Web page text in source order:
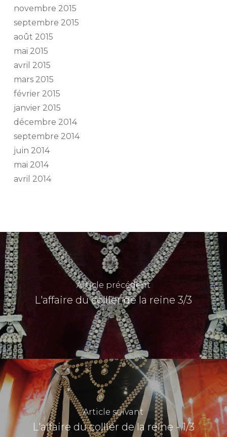
novembre 2015
septembre 2015
août 2015
mai 2015
avril 2015
mars 2015
février 2015
janvier 2015
décembre 2014
septembre 2014
juin 2014
mai 2014
avril 2014
Article précédent
L'affaire du collier de la reine 3/3
Article suivant
L'affaire du collier de la reine - 1/3